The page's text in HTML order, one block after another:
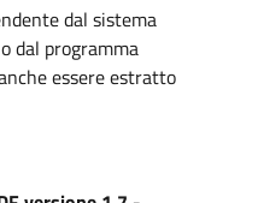
dal sistema
dal programma
essere estratto